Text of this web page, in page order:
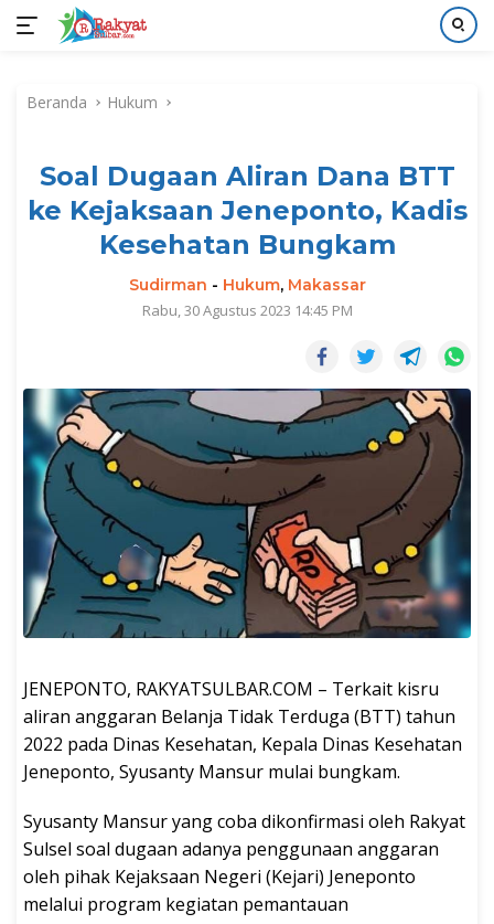
kontenBeranda Hukum
Soal Dugaan Aliran Dana BTT
ke Kejaksaan Jeneponto, Kadis
Kesehatan Bungkam
Sudirman - Hukum, Makassar
Rabu, 30 Agustus 2023 14:45 PM
JENEPONTO, RAKYATSULBAR.COM – Terkait kisru
aliran anggaran Belanja Tidak Terduga (BTT) tahun
2022 pada Dinas Kesehatan, Kepala Dinas Kesehatan
Jeneponto, Syusanty Mansur mulai bungkam.
Syusanty Mansur yang coba dikonfirmasi oleh Rakyat
Sulsel soal dugaan adanya penggunaan anggaran
oleh pihak Kejaksaan Negeri (Kejari) Jeneponto
melalui program kegiatan pemantauan